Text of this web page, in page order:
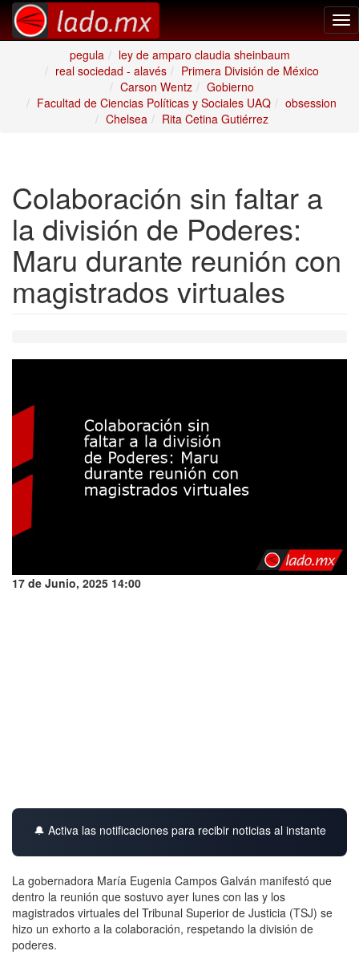
pegula
ley de amparo claudia sheinbaum
real sociedad - alavés
Primera División de México
Carson Wentz
Gobierno
Facultad de Ciencias Políticas y Sociales UAQ
obsession
Chelsea
Rita Cetina Gutiérrez
Colaboración sin faltar a
la división de Poderes:
Maru durante reunión con
magistrados virtuales
17 de Junio, 2025 14:00
🔔 Activa las notificaciones para recibir noticias al instante
La gobernadora María Eugenia Campos Galván manifestó que
dentro la reunión que sostuvo ayer lunes con las y los
magistrados virtuales del Tribunal Superior de Justicia (TSJ) se
hizo un exhorto a la colaboración, respetando la división de
poderes.